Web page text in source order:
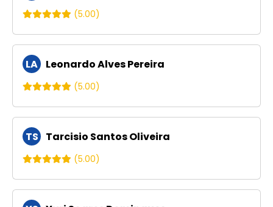
(5.00)
LA Leonardo Alves Pereira
(5.00)
TS Tarcisio Santos Oliveira
(5.00)